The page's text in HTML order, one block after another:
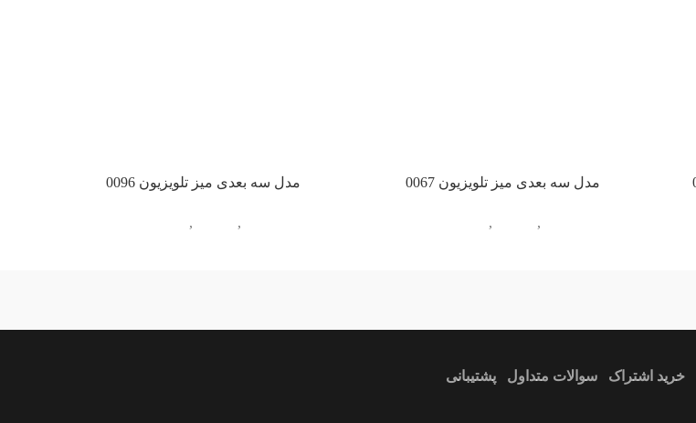
مدل سه بعدی میز تلویزیون 0067
,
,
مدل سه بعدی میز تلویزیون 0096
,
,
خرید اشتراک سوالات متداول پشتیبانی